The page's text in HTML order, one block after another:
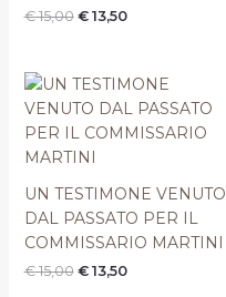
€15,00 €13,50
UN TESTIMONE VENUTO
DAL PASSATO PER IL
COMMISSARIO MARTINI
€15,00
Il
originale
era:
€ 15,00.
€13,50
Il
attuale
è: